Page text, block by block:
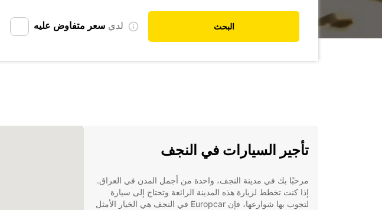
لدي سعر متفاوض عليه البحث
تأجير السيارات في النجف
مرحبًا بك في مدينة النجف، واحدة من أجمل المدن في العراق.
إذا كنت تخطط لزيارة هذه المدينة الرائعة وتحتاج إلى سيارة
لتجوب بها شوارعها، فإن Europcar في النجف هي الخيار الأمثل